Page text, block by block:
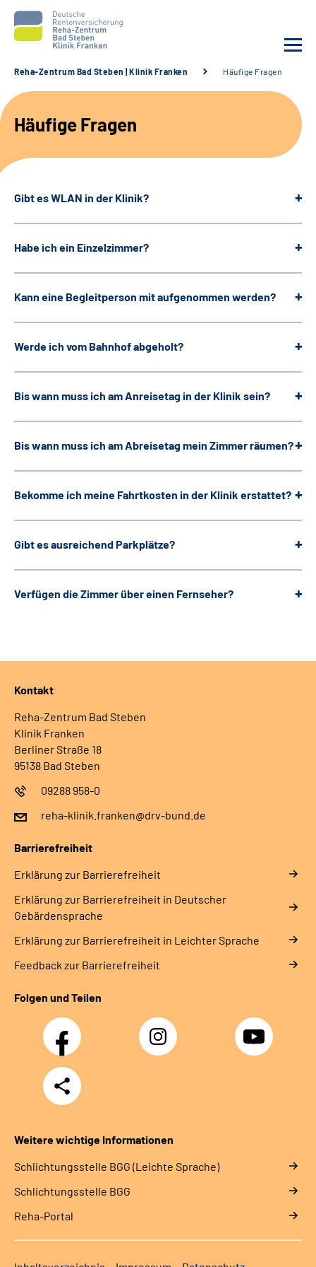
Unsere Klinik
Unsere Angebote
Sozialdienste & Zuweisende
Leichte Sprache
Reha-Zentrum Bad Steben | Klinik Franken Häufige Fragen
Häufige Fragen
Gibt es WLAN in der Klinik?
Habe ich ein Einzelzimmer?
Kann eine Begleitperson mit aufgenommen werden?
Werde ich vom Bahnhof abgeholt?
Bis wann muss ich am Anreisetag in der Klinik sein?
Bis wann muss ich am Abreisetag mein Zimmer räumen?
Bekomme ich meine Fahrtkosten in der Klinik erstattet?
Gibt es ausreichend Parkplätze?
Verfügen die Zimmer über einen Fernseher?
Kontakt
Reha-Zentrum Bad Steben
Klinik Franken
Berliner Straße 18
95138 Bad Steben
09288 958-0
reha-klinik.franken@drv-bund.de
Barrierefreiheit
Erklärung zur Barrierefreiheit
Erklärung zur Barrierefreiheit in Deutscher
Gebärdensprache
Erklärung zur Barrierefreiheit in Leichter Sprache
Feedback zur Barrierefreiheit
Folgen und Teilen
Facebook Instagram YouTube
Teilen
Weitere wichtige Informationen
Schlich­tungs­stel­le BGG (Leichte Sprache)
Schlich­tungs­stel­le BGG
Reha-Portal